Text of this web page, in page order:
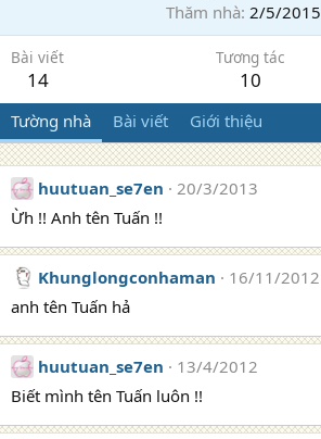
Thăm nhà 2/5/2015
Bài viết
14
Tương tác
10
Tường nhà Bài viết Giới thiệu
huutuan_se7en
20/3/2013
Ừh !! Anh tên Tuấn !!
Khunglongconhaman
16/11/2012
anh tên Tuấn hả
huutuan_se7en
13/4/2012
Biết mình tên Tuấn luôn !!